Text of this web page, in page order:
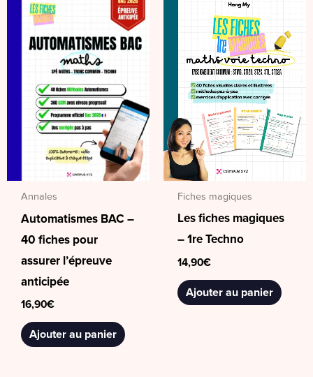
Annales
Automatismes BAC –
40 fiches pour
assurer l’épreuve
anticipée
16,90€
Ajouter au panier
Fiches magiques
Les fiches magiques
– 1re Techno
14,90€
Ajouter au panier